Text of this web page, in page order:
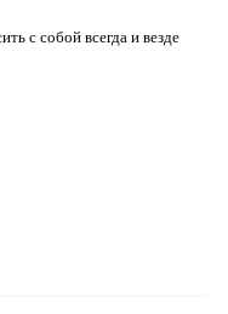
с собой всегда и везде